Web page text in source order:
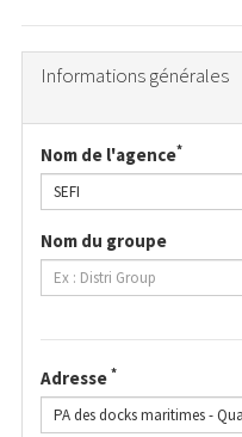
Informations générales
Nom de l'agence*
Nom du groupe
Adresse *